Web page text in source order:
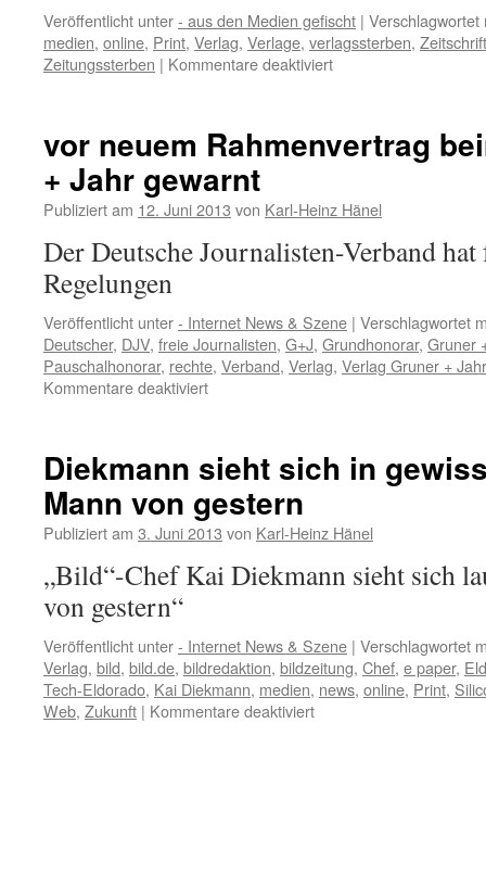
Veröffentlicht unter- aus den Medien gefischt | Verschlagwortet
medien, online, Print, Verlag, Verlage, verlagssterben, Zeitschrift
Zeitungssterben | Kommentare deaktiviertfür
Journalismus
vor neuem Rahmenvertrag
+ Jahr gewarnt
Publiziert am 12. Juni 2013 von Karl-Heinz Hänel
Der Deutsche Journalisten-Verband
Regelungen
Veröffentlicht unter- Internet News & Szene | Verschlagwortet
Deutscher, DJV, freie Journalisten, G+J, Grundhonorar, Gruner
Pauschalhonorar, rechte, Verband, Verlag, Verlag Gruner + Jahr
Kommentare deaktiviertfür
beim
Verlag
Gruner
+
gewarnt
Diekmann sieht sich in
Mann von gestern
Publiziert am 3. Juni 2013 von Karl-Heinz Hänel
„Bild“-Chef Kai Diekmann sieht sich
von gestern“
Veröffentlicht unter- Internet News & Szene | Verschlagwortet
Verlag, bild, bild.de, bildredaktion, bildzeitung, Chef, e paper,
Tech-Eldorado, Kai Diekmann, medien, news, online, Print,
Web, Zukunft | Kommentare deaktiviertfür